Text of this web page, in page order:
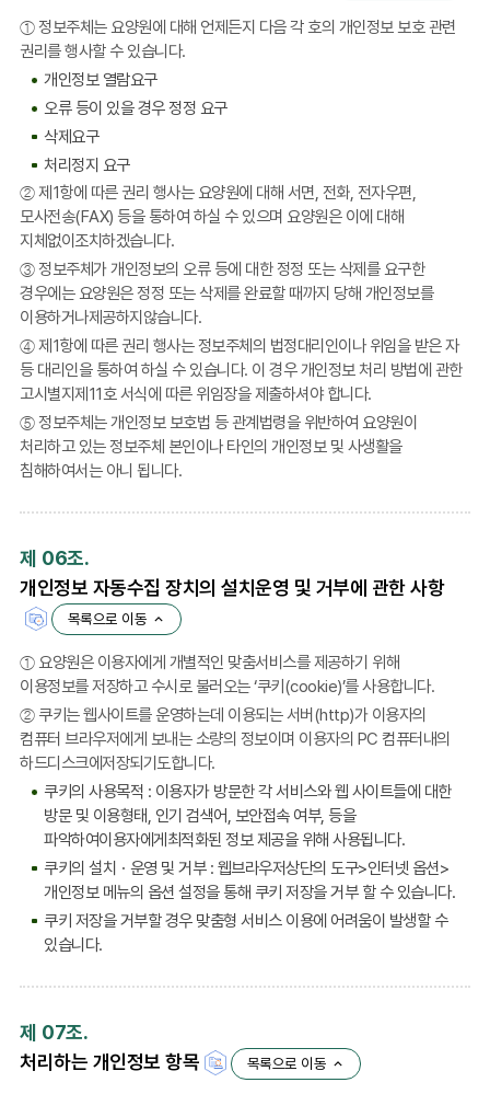
공
부
함
① 정보주체는 요양원에 대해 언제든지 다음 각 호의 개인정보 보호 관련
권리를 행사할 수 있습니다.
개인정보 열람요구
오류 등이 있을 경우 정정 요구
삭제요구
처리정지 요구
② 제1항에 따른 권리 행사는 요양원에 대해 서면, 전화, 전자우편,
모사전송(FAX) 등을 통하여 하실 수 있으며 요양원은 이에 대해
지체없이조치하겠습니다.
③ 정보주체가 개인정보의 오류 등에 대한 정정 또는 삭제를 요구한
경우에는 요양원은 정정 또는 삭제를 완료할 때까지 당해 개인정보를
이용하거나제공하지않습니다.
④ 제1항에 따른 권리 행사는 정보주체의 법정대리인이나 위임을 받은 자
등 대리인을 통하여 하실 수 있습니다. 이 경우 개인정보 처리 방법에 관한
고시별지제11호 서식에 따른 위임장을 제출하셔야 합니다.
⑤ 정보주체는 개인정보 보호법 등 관계법령을 위반하여 요양원이
처리하고 있는 정보주체 본인이나 타인의 개인정보 및 사생활을
침해하여서는 아니 됩니다.
제 06조.
개인정보 자동수집 장치의 설치운영 및 거부에 관한 사항
목록으로 이동
① 요양원은 이용자에게 개별적인 맞춤서비스를 제공하기 위해
이용정보를 저장하고 수시로 불러오는 ‘쿠키(cookie)’를 사용합니다.
② 쿠키는 웹사이트를 운영하는데 이용되는 서버(http)가 이용자의
컴퓨터 브라우저에게 보내는 소량의 정보이며 이용자의 PC 컴퓨터내의
하드디스크에저장되기도합니다.
쿠키의 사용목적 : 이용자가 방문한 각 서비스와 웹 사이트들에 대한
방문 및 이용형태, 인기 검색어, 보안접속 여부, 등을
파악하여이용자에게최적화된 정보 제공을 위해 사용됩니다.
쿠키의 설치ㆍ운영 및 거부 : 웹브라우저상단의 도구>인터넷 옵션>
개인정보 메뉴의 옵션 설정을 통해 쿠키 저장을 거부 할 수 있습니다.
쿠키 저장을 거부할 경우 맞춤형 서비스 이용에 어려움이 발생할 수
있습니다.
제 07조.
처리하는 개인정보 항목 목록으로 이동